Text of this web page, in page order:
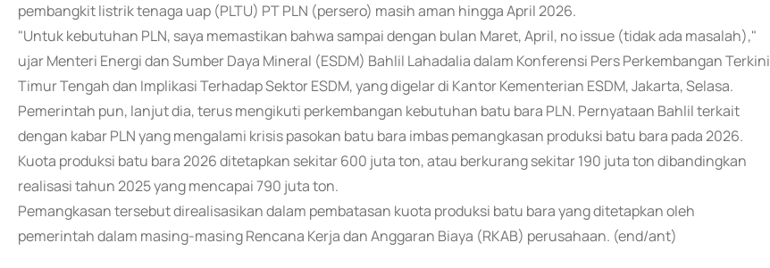
pembangkit listrik tenaga uap (PLTU) PT PLN (persero) masih aman hingga April 2026.
"Untuk kebutuhan PLN, saya memastikan bahwa sampai dengan bulan Maret, April, no issue (tidak ada masalah),"
ujar Menteri Energi dan Sumber Daya Mineral (ESDM) Bahlil Lahadalia dalam Konferensi Pers Perkembangan Terkini
Timur Tengah dan Implikasi Terhadap Sektor ESDM, yang digelar di Kantor Kementerian ESDM, Jakarta, Selasa.
Pemerintah pun, lanjut dia, terus mengikuti perkembangan kebutuhan batu bara PLN. Pernyataan Bahlil terkait
dengan kabar PLN yang mengalami krisis pasokan batu bara imbas pemangkasan produksi batu bara pada 2026.
Kuota produksi batu bara 2026 ditetapkan sekitar 600 juta ton, atau berkurang sekitar 190 juta ton dibandingkan
realisasi tahun 2025 yang mencapai 790 juta ton.
Pemangkasan tersebut direalisasikan dalam pembatasan kuota produksi batu bara yang ditetapkan oleh
pemerintah dalam masing-masing Rencana Kerja dan Anggaran Biaya (RKAB) perusahaan. (end/ant)